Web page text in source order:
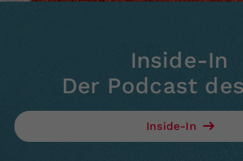
Inside-In
Der Podcast
Inside-In